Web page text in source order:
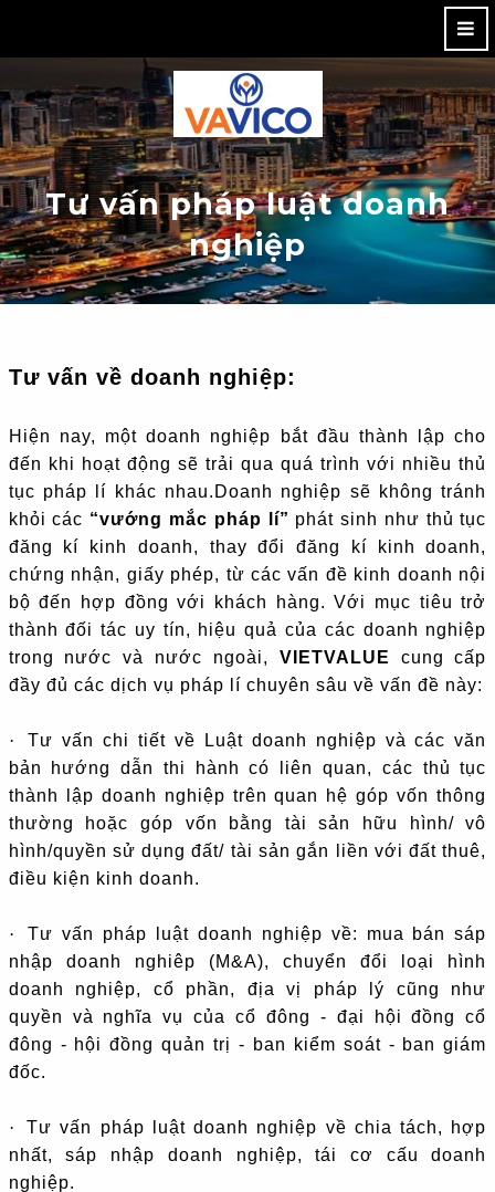
Tư vấn pháp luật doanh
nghiệp
Tư vấn về doanh nghiệp:
Hiện nay, một doanh nghiệp bắt đầu thành lập cho
đến khi hoạt động sẽ trải qua quá trình với nhiều thủ
tục pháp lí khác nhau.Doanh nghiệp sẽ không tránh
khỏi các “vướng mắc pháp lí” phát sinh như thủ tục
đăng kí kinh doanh, thay đổi đăng kí kinh doanh,
chứng nhận, giấy phép, từ các vấn đề kinh doanh nội
bộ đến hợp đồng với khách hàng. Với mục tiêu trở
thành đối tác uy tín, hiệu quả của các doanh nghiệp
trong nước và nước ngoài, VIETVALUE cung cấp
đầy đủ các dịch vụ pháp lí chuyên sâu về vấn đề này:
·
Tư vấn chi tiết về Luật doanh nghiệp và các văn
bản hướng dẫn thi hành có liên quan, các thủ tục
thành lập doanh nghiệp trên quan hệ góp vốn thông
thường hoặc góp vốn bằng tài sản hữu hình/ vô
hình/quyền sử dụng đất/ tài sản gắn liền với đất thuê,
điều kiện kinh doanh.
·
Tư vấn pháp luật doanh nghiệp về: mua bán sáp
nhập doanh nghiêp (M&A), chuyển đổi loại hình
doanh nghiệp, cổ phần, địa vị pháp lý cũng như
quyền và nghĩa vụ của cổ đông - đại hội đồng cổ
đông - hội đồng quản trị - ban kiểm soát - ban giám
đốc.
·
Tư vấn pháp luật doanh nghiệp về chia tách, hợp
nhất, sáp nhập doanh nghiệp, tái cơ cấu doanh
nghiệp.